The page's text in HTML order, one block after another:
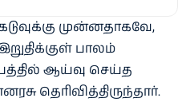
முன்னதாகவே,
பாலம்
ஆய்வு செய்த
தெரிவித்திருந்தார்.